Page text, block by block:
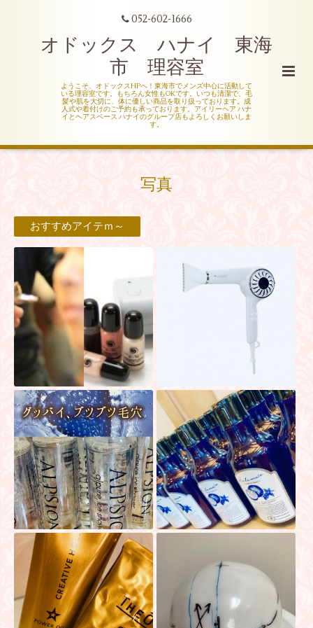
052-602-1666
オドックス ハナイ 東海
市 理容室
ようこそ、オドックスHPへ！東海市でメンズ中心に活動して
いる理容室です。もちろん女性もOKです。いつも清潔で、毛
髪や肌を大切に、体に優しい商品を取り扱っております。成
人式や着付けのご予約も承っております。アイリーヘア ハナ
イとヘアスペース ハナイのグループ店もよろしくお願いしま
す。
写真
おすすめアイテｍ～